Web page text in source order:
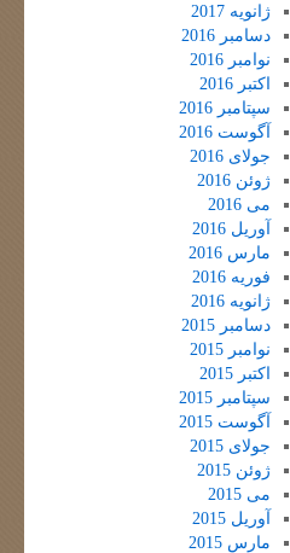
ژانویه 2017
دسامبر 2016
نوامبر 2016
اکتبر 2016
سپتامبر 2016
آگوست 2016
جولای 2016
ژوئن 2016
می 2016
آوریل 2016
مارس 2016
فوریه 2016
ژانویه 2016
دسامبر 2015
نوامبر 2015
اکتبر 2015
سپتامبر 2015
آگوست 2015
جولای 2015
ژوئن 2015
می 2015
آوریل 2015
مارس 2015